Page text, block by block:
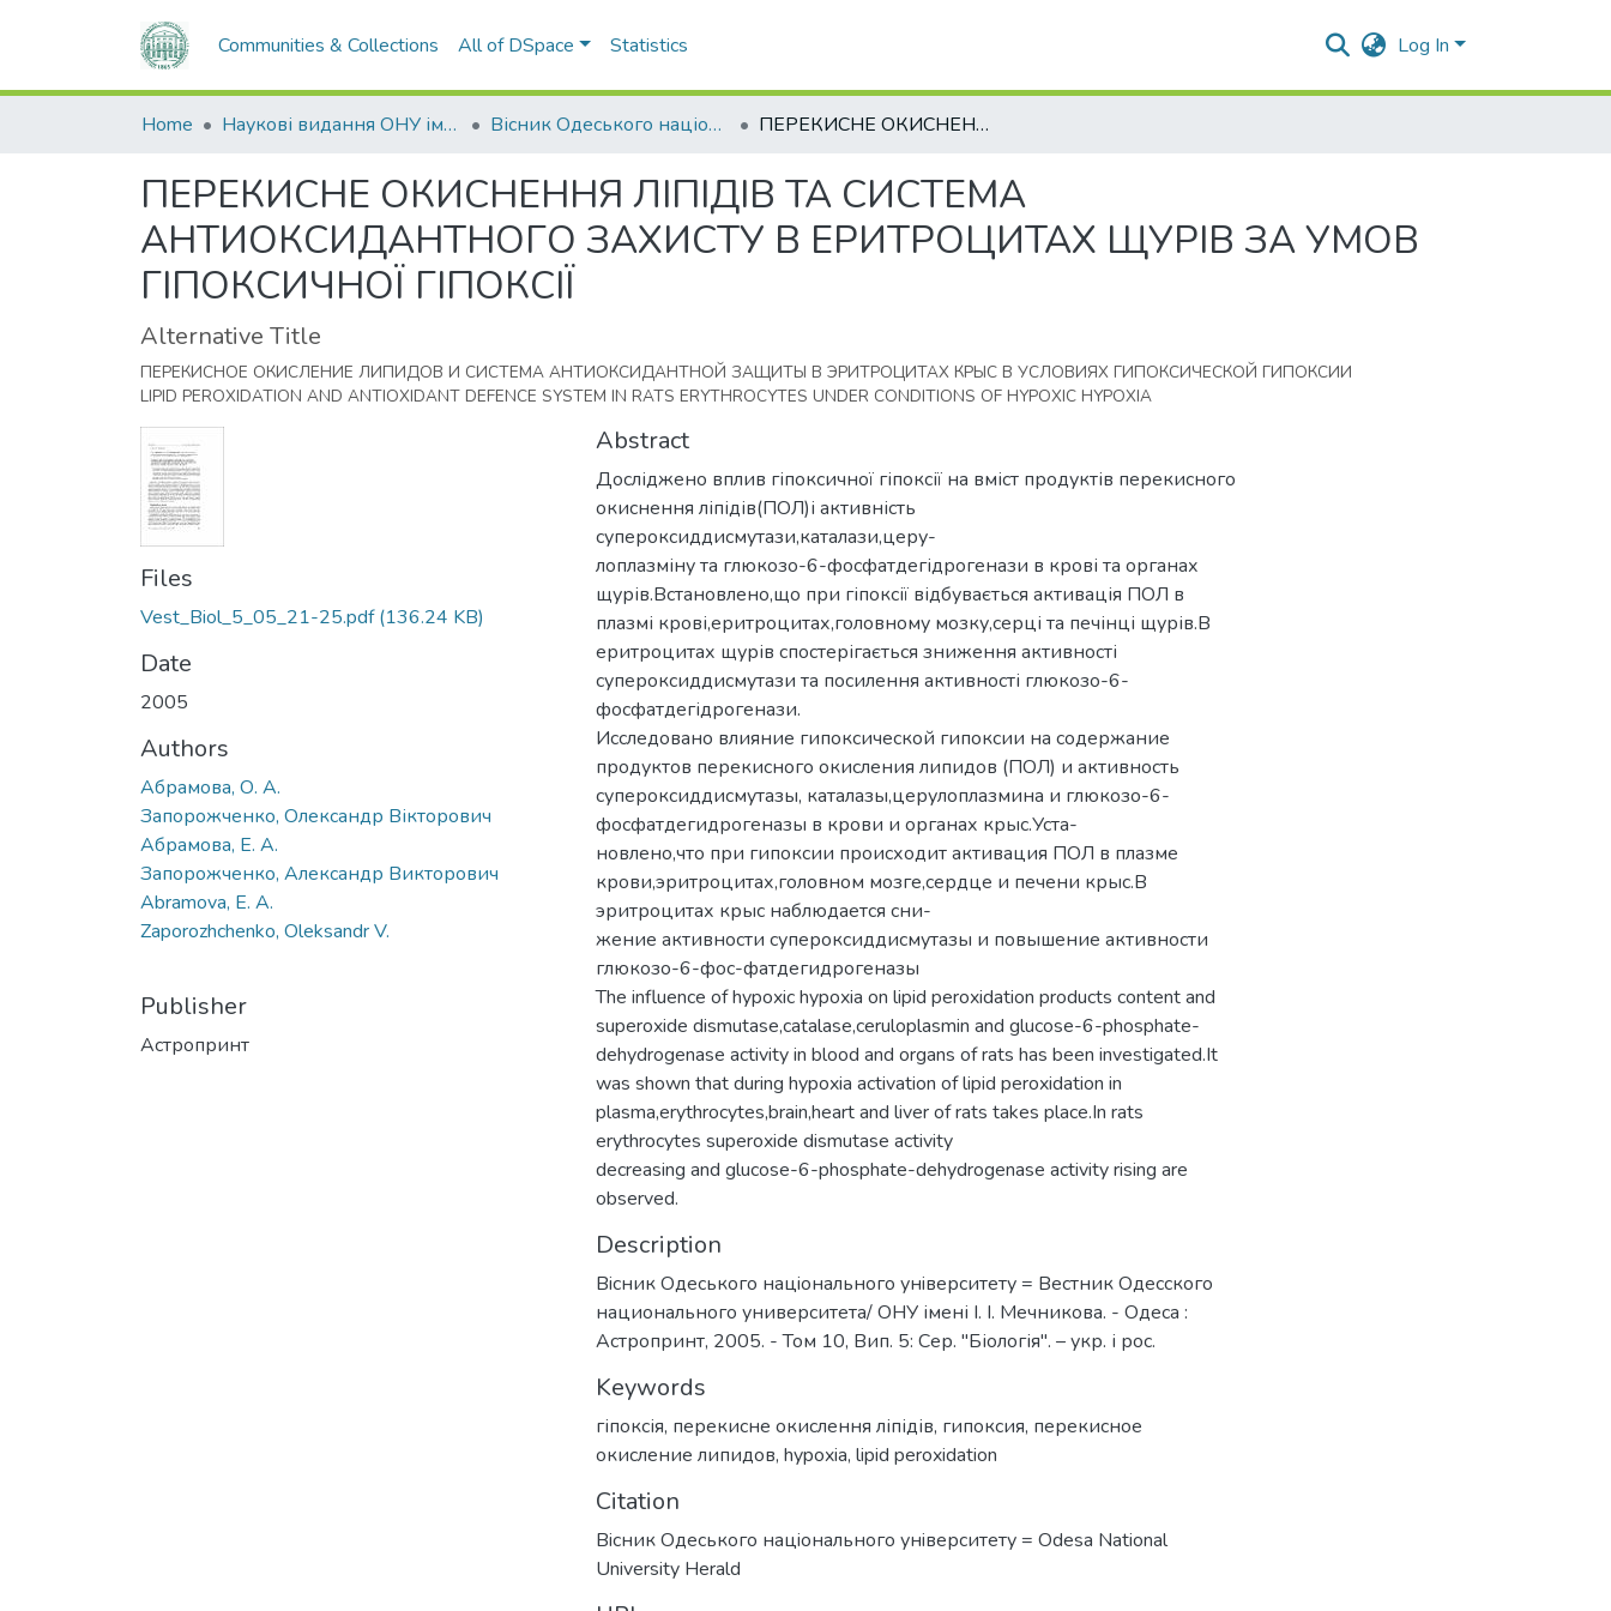
Communities & Collections All of DSpace Statistics Log In
Home Наукові видання ОНУ імені І. І. Мечникова Вісник Одеського національного університету. Біологія ПЕРЕКИСНЕ ОКИСНЕННЯ ЛІПІДІВ ТА СИСТЕМА АНТИОКСИДАНТНОГО ЗАХИСТУ В ЕРИТРОЦИТАХ ЩУРІВ ЗА УМОВ ГІПОКСИЧНОЇ ГІПОКСІЇ
ПЕРЕКИСНЕ ОКИСНЕННЯ ЛІПІДІВ ТА СИСТЕМА
АНТИОКСИДАНТНОГО ЗАХИСТУ В ЕРИТРОЦИТАХ ЩУРІВ ЗА УМОВ
ГІПОКСИЧНОЇ ГІПОКСІЇ
Alternative Title
ПЕРЕКИСНОЕ ОКИСЛЕНИЕ ЛИПИДОВ И СИСТЕМА АНТИОКСИДАНТНОЙ ЗАЩИТЫ В ЭРИТРОЦИТАХ КРЫС В УСЛОВИЯХ ГИПОКСИЧЕСКОЙ ГИПОКСИИ
LIPID PEROXIDATION AND ANTIOXIDANT DEFENCE SYSTEM IN RATS ERYTHROCYTES UNDER CONDITIONS OF HYPOXIC HYPOXIA
Files
Vest_Biol_5_05_21-25.pdf(136.24 KB)
Date
2005
Authors
Абрамова, О. А.
Запорожченко, Олександр Вікторович
Абрамова, Е. А.
Запорожченко, Александр Викторович
Abramova, E. A.
Zaporozhchenko, Oleksandr V.
Publisher
Астропринт
Abstract
Досліджено вплив гіпоксичної гіпоксії на вміст продуктів перекисного
окиснення ліпідів(ПОЛ)і активність
супероксиддисмутази,каталази,церу-
лоплазміну та глюкозо-6-фосфатдегідрогенази в крові та органах
щурів.Встановлено,що при гіпоксії відбувається активація ПОЛ в
плазмі крові,еритроцитах,головному мозку,серці та печінці щурів.В
еритроцитах щурів спостерігається зниження активності
супероксиддисмутази та посилення активності глюкозо-6-
фосфатдегідрогенази.
Исследовано влияние гипоксической гипоксии на содержание
продуктов перекисного окисления липидов (ПОЛ) и активность
супероксиддисмутазы, каталазы,церулоплазмина и глюкозо-6-
фосфатдегидрогеназы в крови и органах крыс.Уста-
новлено,что при гипоксии происходит активация ПОЛ в плазме
крови,эритроцитах,головном мозге,сердце и печени крыс.В
эритроцитах крыс наблюдается сни-
жение активности супероксиддисмутазы и повышение активности
глюкозо-6-фос-фатдегидрогеназы
The influence of hypoxic hypoxia on lipid peroxidation products content and
superoxide dismutase,catalase,ceruloplasmin and glucose-6-phosphate-
dehydrogenase activity in blood and organs of rats has been investigated.It
was shown that during hypoxia activation of lipid peroxidation in
plasma,erythrocytes,brain,heart and liver of rats takes place.In rats
erythrocytes superoxide dismutase activity
decreasing and glucose-6-phosphate-dehydrogenase activity rising are
observed.
Description
Вiсник Одеського нацiонального унiверситету = Вестник Одесского
национального университета/ ОНУ імені І. І. Мечникова. - Одеса :
Астропринт, 2005. - Том 10, Вип. 5: Сер. "Біологія". – укр. і рос.
Keywords
гіпоксія, перекисне окислення ліпідів, гипоксия, перекисное
окисление липидов, hypoxia, lipid peroxidation
Citation
Вiсник Одеського нацiонального унiверситету = Odesa National
University Herald